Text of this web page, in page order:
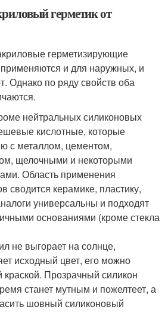
герметик от
герметизирующие
и для наружных, и
Однако по ряду свойств оба
нейтральных силиконовых
кислотные, которые
с металлом, цементом,
щелочными и некоторыми
Область применения
сводится керамике, пластику,
универсальны и подходят
основаниями (кроме стекла
не выгорает на солнце,
исходный цвет, его можно
Прозрачный силикон
станет мутным и пожелтеет, а
шовный силиконовый